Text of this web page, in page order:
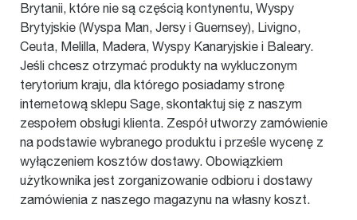
Brytanii, które nie są częścią kontynentu, Wyspy
Brytyjskie (Wyspa Man, Jersy i Guernsey), Livigno,
Ceuta, Melilla, Madera, Wyspy Kanaryjskie i Baleary.
Jeśli chcesz otrzymać produkty na wykluczonym
terytorium kraju, dla którego posiadamy stronę
internetową sklepu Sage, skontaktuj się z naszym
zespołem obsługi klienta. Zespół utworzy zamówienie
na podstawie wybranego produktu i prześle wycenę z
wyłączeniem kosztów dostawy. Obowiązkiem
użytkownika jest zorganizowanie odbioru i dostawy
zamówienia z naszego magazynu na własny koszt.